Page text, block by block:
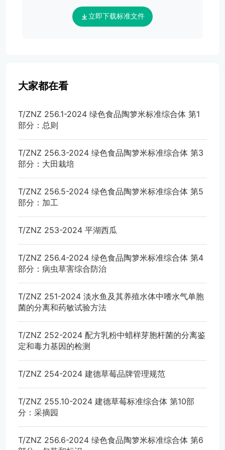
立即下载标准文件
大家都在看
T/ZNZ 256.1-2024 绿色食品陶箩米标准综合体 第1
部分：总则
T/ZNZ 256.3-2024 绿色食品陶箩米标准综合体 第3
部分：大田栽培
T/ZNZ 256.5-2024 绿色食品陶箩米标准综合体 第5
部分：加工
T/ZNZ 253-2024 平湖西瓜
T/ZNZ 256.4-2024 绿色食品陶箩米标准综合体 第4
部分：病虫草害综合防治
T/ZNZ 251-2024 淡水鱼及其养殖水体中嗜水气单胞
菌的分离和药敏试验方法
T/ZNZ 252-2024 配方乳粉中蜡样芽胞杆菌的分离鉴
定和毒力基因的检测
T/ZNZ 254-2024 建德草莓品牌管理规范
T/ZNZ 255.10-2024 建德草莓标准综合体 第10部
分：采摘园
T/ZNZ 256.6-2024 绿色食品陶箩米标准综合体 第6